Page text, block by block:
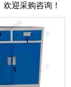
迎采购咨询！